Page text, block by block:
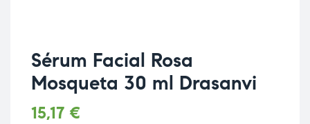
Sérum Facial Rosa
Mosqueta 30 ml Drasanvi
15,17 €